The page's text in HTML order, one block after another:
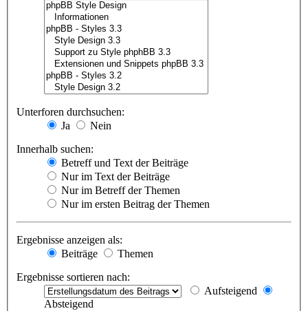
Unterforen durchsuchen:
Ja
Nein
Innerhalb suchen:
Betreff und Text der Beiträge
Nur im Text der Beiträge
Nur im Betreff der Themen
Nur im ersten Beitrag der Themen
Ergebnisse anzeigen als:
Beiträge
Themen
Ergebnisse sortieren nach:
Aufsteigend
Absteigend